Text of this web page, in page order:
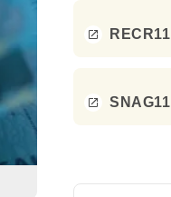
RECR11
SNAG11